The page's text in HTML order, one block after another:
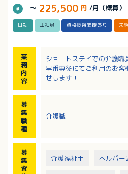
～ 225,500 円 /月（概算）
日勤 正社員 資格取得支援あり 未
業
務
内
容
ショートステイでの介護職
早番専従にてご利用のお
せします！
など）
きサポートします。
募
集
職
種
介護職
募
集
資
介護福祉士 ヘルパー